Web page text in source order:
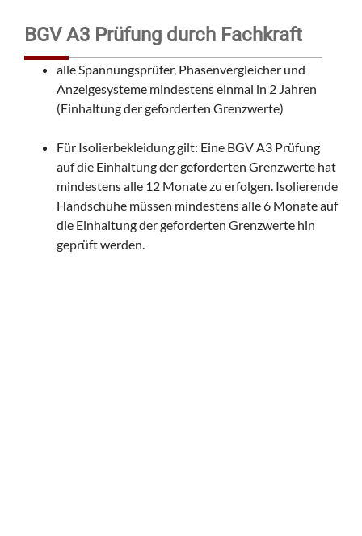
BGV A3 Prüfung durch Fachkraft
alle Spannungsprüfer, Phasenvergleicher und
Anzeigesysteme mindestens einmal in 2 Jahren
(Einhaltung der geforderten Grenzwerte)
Für Isolierbekleidung gilt: Eine BGV A3 Prüfung
auf die Einhaltung der geforderten Grenzwerte hat
mindestens alle 12 Monate zu erfolgen. Isolierende
Handschuhe müssen mindestens alle 6 Monate auf
die Einhaltung der geforderten Grenzwerte hin
geprüft werden.